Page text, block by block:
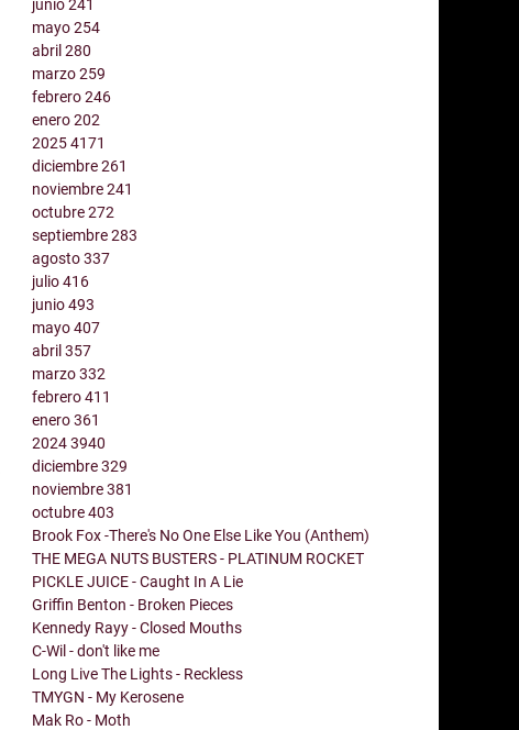
junio241
mayo254
abril280
marzo259
febrero246
enero202
20254171
diciembre261
noviembre241
octubre272
septiembre283
agosto337
julio416
junio493
mayo407
abril357
marzo332
febrero411
enero361
20243940
diciembre329
noviembre381
octubre403
Brook Fox -There's No One Else Like You (Anthem)
THE MEGA NUTS BUSTERS - PLATINUM ROCKET
PICKLE JUICE - Caught In A Lie
Griffin Benton - Broken Pieces
Kennedy Rayy - Closed Mouths
C-Wil - don't like me
Long Live The Lights - Reckless
TMYGN - My Kerosene
Mak Ro - Moth